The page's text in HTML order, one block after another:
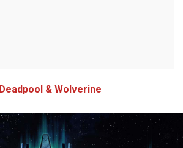
Deadpool & Wolverine